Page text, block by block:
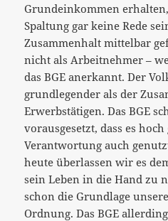
Grundeinkommen
Spaltung gar keine Rede
Zusammenhalt mittelbar
nicht als Arbeitnehmer –
das BGE anerkannt. Der
grundlegender als der
Erwerbstätigen. Das BGE
vorausgesetzt, dass es
Verantwortung auch
heute überlassen wir es
sein Leben in die Hand zu
schon die Grundlage
Ordnung. Das BGE